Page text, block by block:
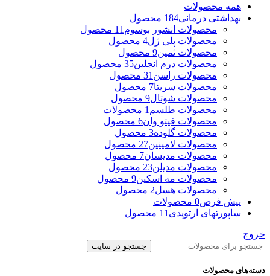
همه محصولات
بهداشتی درمانی184 محصول
محصولات انشور بوسوم 11 محصول
محصولات پلی ژل4 محصول
محصولات ثمین9 محصول
محصولات درم انجلین35 محصول
محصولات راسن 31 محصول
محصولات سریتا7 محصول
محصولات شوتال9 محصول
محصولات طلسم 1 محصولات
محصولات فیتو وان6 محصول
محصولات گلوده3 محصول
محصولات لامینین27 محصول
محصولات مدیسان7 محصول
محصولات مدیلن23 محصول
محصولات مه اسکین9 محصول
محصولات هسل2 محصول
پیش فرض0 محصولات
ساپورتهای ارتوپدی 11 محصول
خروج
جستجو در سایت
دسته‌های محصولات